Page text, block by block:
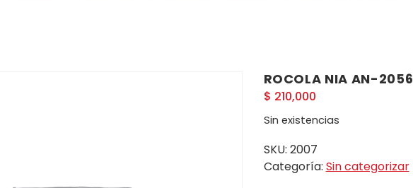
ROCOLA NIA AN-2056
$ 210,000
Sin existencias
SKU: 2007
Categoría: Sin categorizar